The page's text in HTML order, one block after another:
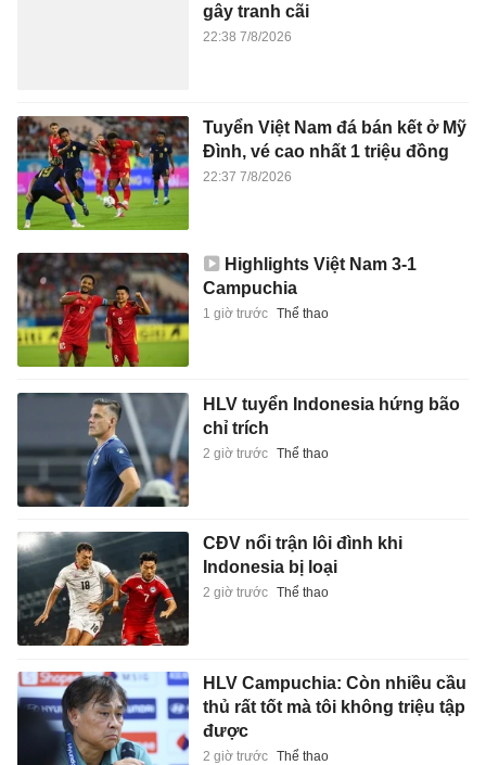
gây tranh cãi
22:38 7/8/2026
Tuyển Việt Nam đá bán kết ở Mỹ
Đình, vé cao nhất 1 triệu đồng
22:37 7/8/2026
Highlights Việt Nam 3-1
Campuchia
1 giờ trước Thể thao
HLV tuyển Indonesia hứng bão
chỉ trích
2 giờ trước Thể thao
CĐV nổi trận lôi đình khi
Indonesia bị loại
2 giờ trước Thể thao
HLV Campuchia: Còn nhiều cầu
thủ rất tốt mà tôi không triệu tập
được
2 giờ trước Thể thao